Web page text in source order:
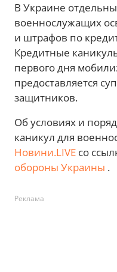
В Украине
военнослужащих
и штрафов по
Кредитные
первого дня
предоставляется
защитников.
Об условиях и
каникул для
Новини.LIVE со
обороны Украины .
Реклама